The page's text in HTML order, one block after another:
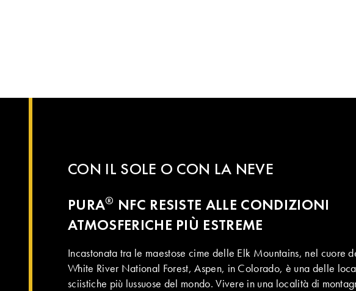
CON IL SOLE O CON LA NEVE
PURA® NFC RESISTE ALLE CONDIZIONI
ATMOSFERICHE PIÙ ESTREME
Incastonata tra le maestose cime delle Elk Mountains, nel cuore
White River National Forest, Aspen, in Colorado, è una delle
sciistiche più lussuose del mondo. Vivere in una località di